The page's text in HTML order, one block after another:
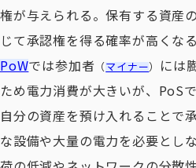
権が与えられる。保有する資産
じて承認権を得る確率が高くなる
PoWでは参加者 （マイナー） には
ため電力消費が大きいが、PoS
自分の資産を預け入れることで
な設備や大量の電力を必要とし